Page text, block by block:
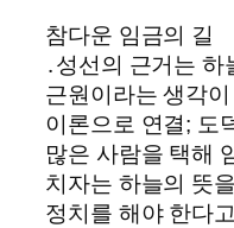
참다운 임금의 길
․성선의 근거는
근원이라는 생각
이론으로 연결; 도
많은 사람을 택해
치자는 하늘의 뜻
정치를 해야 한다